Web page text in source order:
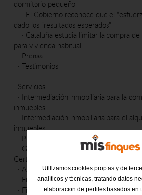
dormitorio pequeño
· El Gobierno reconoce que el
dado los “resultados esperados”
· Cataluña estudia limitar la compra de
para vivienda habitual
· Prensa
·Testimonios
· Servicios
· Intermediación inmobiliaria para la
inmuebles.
· Intermediación inmobiliaria para el
inmuebles
· Permutas
· Gestión para la obtención de Cedula
Certificado Energético
·Alquiler de plazas de párquing
· Financiación
· Fiscalidad
Utilizamos cookies propias y de
analíticos y técnicas, tratando datos
elaboración de perfiles basados en